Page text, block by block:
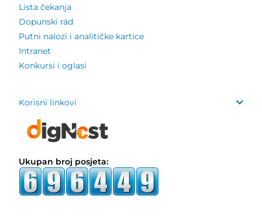
Lista čekanja
Dopunski rad
Putni nalozi i analitičke kartice
Intranet
Konkursi i oglasi
Korisni linkovi
Ukupan broj posjeta: